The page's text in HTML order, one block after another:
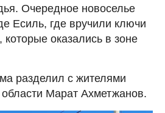
Очередное новоселье
Есиль, где вручили ключи
которые оказались в зоне
разделил с жителями
Марат Ахметжанов.